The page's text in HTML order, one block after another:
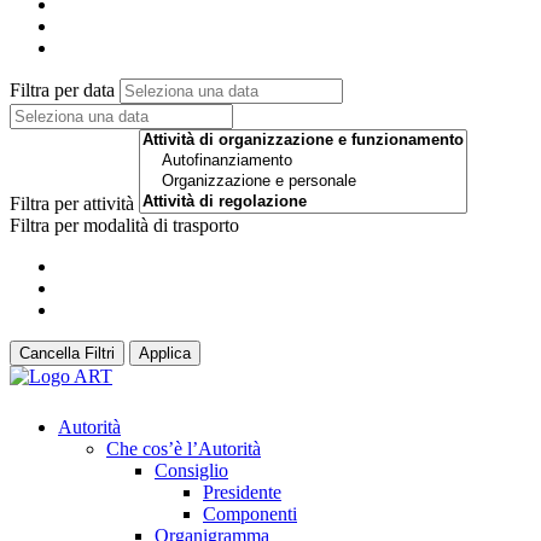
Filtra per data
Filtra per attività
Filtra per modalità di trasporto
Cancella Filtri Applica
Autorità
Che cos’è l’Autorità
Consiglio
Presidente
Componenti
Organigramma